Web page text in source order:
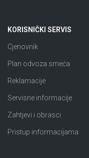
KORISNIČKI SERVIS
Cjenovnik
Plan odvoza smeća
Reklamacije
Servisne informacije
Zahtjevi i obrasci
Pristup informacijama